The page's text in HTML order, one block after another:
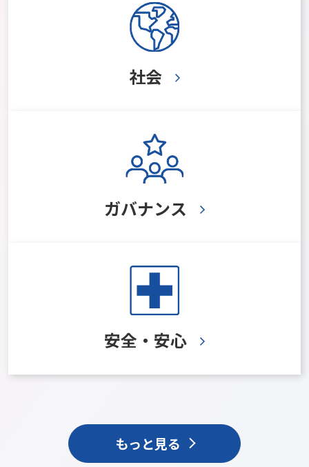
社会
ガバナンス
安全・安心
もっと見る